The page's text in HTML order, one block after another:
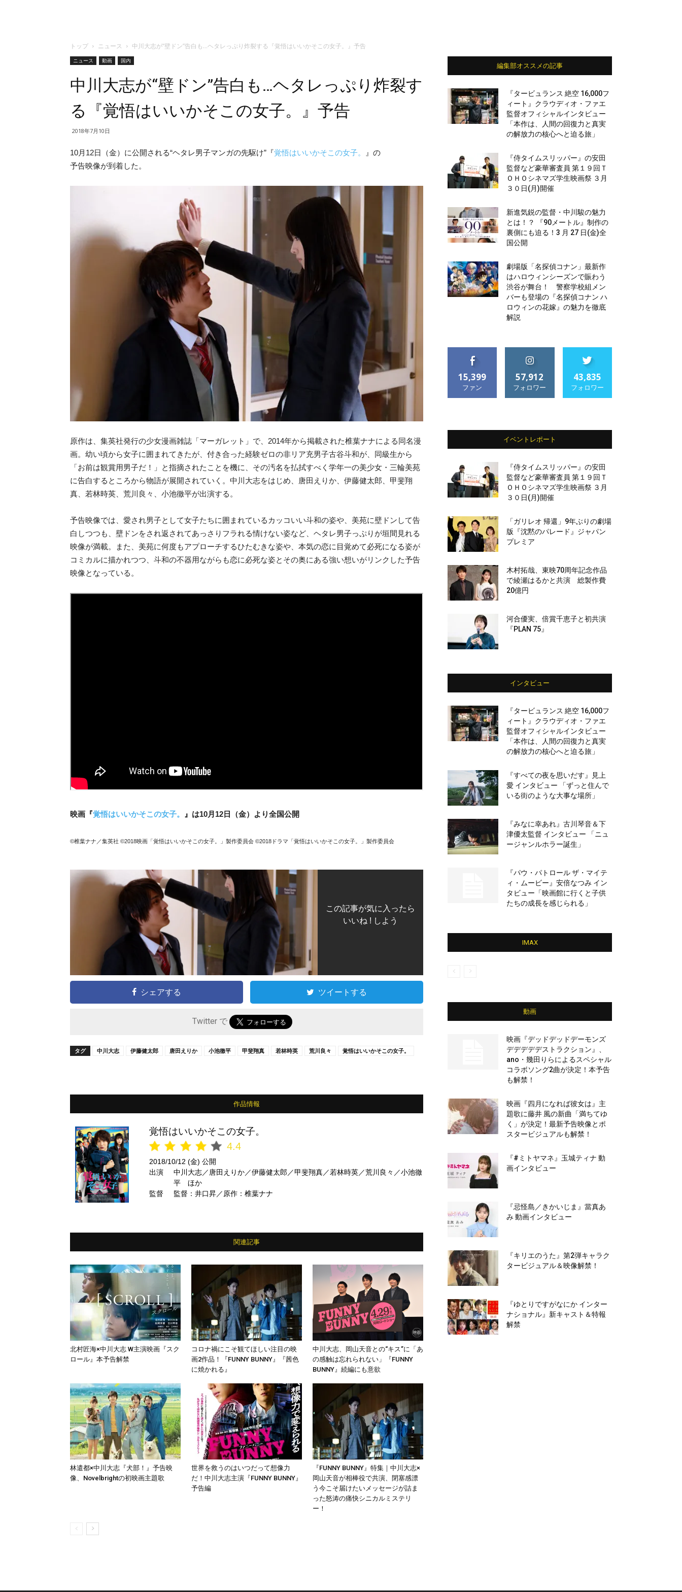
トップ ニュース 中川大志が“壁ドン”告白も…ヘタレっぷり炸裂する『覚悟はいいかそこの女子。』予告
ニュース 動画 国内
中川大志が“壁ドン”告白も…ヘタレっぷり炸裂す
る『覚悟はいいかそこの女子。』予告
2018年7月10日
10月12日（金）に公開される“ヘタレ男子マンガの先駆け”『覚悟はいいかそこの女子。
』の
予告映像が到着した。
原作は、集英社発行の少女漫画雑誌「マーガレット」で、2014年から掲載された椎葉ナナによる同名漫
画。幼い頃から女子に囲まれてきたが、付き合った経験ゼロの非リア充男子古谷斗和が、同級生から
「お前は観賞用男子だ！」と指摘されたことを機に、その汚名を払拭すべく学年一の美少女・三輪美苑
に告白するところから物語が展開されていく。中川大志をはじめ、唐田えりか、伊藤健太郎、甲斐翔
真、若林時英、荒川良々、小池徹平が出演する。
予告映像では、愛され男子として女子たちに囲まれているカッコいい斗和の姿や、美苑に壁ドンして告
白しつつも、壁ドンをされ返されてあっさりフラれる情けない姿など、ヘタレ男子っぷりが垣間見れる
映像が満載。また、美苑に何度もアプローチするひたむきな姿や、本気の恋に目覚めて必死になる姿が
コミカルに描かれつつ、斗和の不器用ながらも恋に必死な姿とその奥にある強い想いがリンクした予告
映像となっている。
映画『覚悟はいいかそこの女子。 』は10月12日（金）より全国公開
©椎葉ナナ／集英社 ©2018映画「覚悟はいいかそこの女子。」製作委員会 ©2018ドラマ「覚悟はいいかそこの女子。」製作委員会
この記事が気に入ったら
いいね ! しよう
シェアする ツイートする
Twitter で
タグ 中川大志 伊藤健太郎 唐田えりか 小池徹平 甲斐翔真 若林時英 荒川良々 覚悟はいいかそこの女子。
作品情報
覚悟はいいかそこの女子。
4.4
2018/10/12 (金) 公開
出演
中川大志／唐田えりか／伊藤健太郎／甲斐翔真／若林時英／荒川良々／小池徹
平 ほか
監督
監督：井口昇／原作：椎葉ナナ
関連記事
北村匠海×中川大志 W主演映画『スク
ロール』本予告解禁
コロナ禍にこそ観てほしい注目の映
画2作品！『FUNNY BUNNY』『茜色
に焼かれる』
中川大志、岡山天音との“キス”に「あ
の感触は忘れられない」『FUNNY
BUNNY』続編にも意欲
林遣都×中川大志『犬部！』予告映
像、Novelbrightの初映画主題歌
世界を救うのはいつだって想像力
だ！中川大志主演『FUNNY BUNNY』
予告編
『FUNNY BUNNY』特集｜中川大志×
岡山天音が相棒役で共演、閉塞感漂
う今こそ届けたいメッセージが詰ま
った怒涛の痛快シニカルミステリ
ー！
編集部オススメの記事
『タービュランス 絶空 16,000フ
ィート』クラウディオ・ファエ
監督オフィシャルインタビュー
「本作は、人間の回復力と真実
の解放力の核心へと迫る旅」
『侍タイムスリッパー』の安田
監督など豪華審査員 第１９回Ｔ
ＯＨＯシネマズ学生映画祭 ３月
３０日(月)開催
新進気鋭の監督・中川駿の魅力
とは！？ 『90メートル』制作の
裏側にも迫る！3 月 27 日(金)全
国公開
劇場版「名探偵コナン」最新作
はハロウィンシーズンで賑わう
渋谷が舞台！ 警察学校組メン
バーも登場の『名探偵コナン ハ
ロウィンの花嫁』の魅力を徹底
解説
15,399
ファン
57,912
フォロワー
43,835
フォロワー
イベントレポート
『侍タイムスリッパー』の安田
監督など豪華審査員 第１９回Ｔ
ＯＨＯシネマズ学生映画祭 ３月
３０日(月)開催
「ガリレオ 帰還」9年ぶりの劇場
版『沈黙のパレード』ジャパン
プレミア
木村拓哉、東映70周年記念作品
で綾瀬はるかと共演 総製作費
20億円
河合優実、倍賞千恵子と初共演
『PLAN 75』
インタビュー
『タービュランス 絶空 16,000フ
ィート』クラウディオ・ファエ
監督オフィシャルインタビュー
「本作は、人間の回復力と真実
の解放力の核心へと迫る旅」
『すべての夜を思いだす』見上
愛 インタビュー 「ずっと住んで
いる街のような大事な場所」
『みなに幸あれ』古川琴音＆下
津優太監督 インタビュー 「ニュ
ージャンルホラー誕生」
『パウ・パトロール ザ・マイテ
ィ・ムービー』安倍なつみ イン
タビュー「映画館に行くと子供
たちの成長を感じられる」
IMAX
動画
映画『デッドデッドデーモンズ
デデデデデストラクション』、
ano・幾田りらによるスペシャル
コラボソング2曲が決定！本予告
も解禁！
映画『四月になれば彼女は』主
題歌に藤井 風の新曲「満ちてゆ
く」が決定！最新予告映像とポ
スタービジュアルも解禁！
『#ミトヤマネ』玉城ティナ 動
画インタビュー
『忌怪島／きかいじま』當真あ
み 動画インタビュー
『キリエのうた』第2弾キャラク
タービジュアル＆映像解禁！
『ゆとりですがなにか インター
ナショナル』新キャスト＆特報
解禁